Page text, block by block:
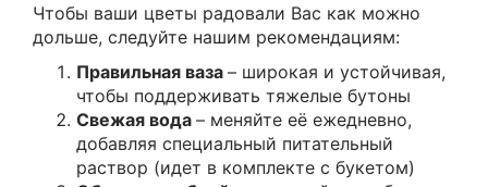
Чтобы ваши цветы радовали Вас как можно
дольше, следуйте нашим рекомендациям:
Правильная ваза – широкая и устойчивая,
чтобы поддерживать тяжелые бутоны
Свежая вода – меняйте её ежедневно,
добавляя специальный питательный
раствор (идет в комплекте с букетом)